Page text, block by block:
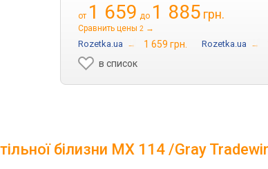
от 1 659 до 1 885 грн.
Сравнить цены 2 →
Rozetka.ua → 1 659 грн. Rozetka.ua →
в список
білизни МХ 114 /Gray